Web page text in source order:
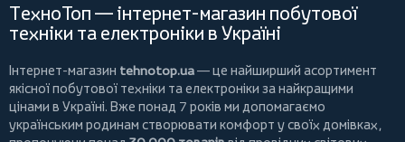
ТехноТоп — інтернет-магазин побутової
техніки та електроніки в Україні
Інтернет-магазин tehnotop.ua— це найширший асортимент
якісної побутової техніки та електроніки за найкращими
цінами в Україні. Вже понад 7 років ми допомагаємо
українським родинам створювати комфорт у своїх домівках,